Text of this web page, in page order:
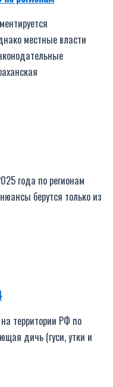
местные власти
года по регионам
берутся только из
территории РФ по
дичь (гуси, утки и